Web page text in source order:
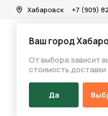
Хабаровск
Ваш город
От выбора зависит
стоимость доставки
Да
+7 (909)
На
Каталог/Запчасти/